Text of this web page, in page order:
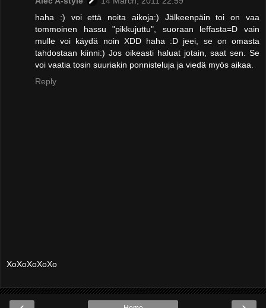
haha :) voi että noita aikoja:) Jälkeenpäin toi on vaa
tommoinen hassu "pikkujuttu", suoraan leffasta=D vain
mulle voi käydä noin XDD haha :D jeei, se on omasta
tahdostaan kiinni:) Jos oikeasti haluat jotain, saat sen. Se
voi vaatia tosin suuriakin ponnisteluja ja viedä myös aikaa.
Reply
XoXoXoXoXo